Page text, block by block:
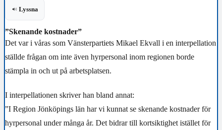
Lyssna
”Skenande kostnader”
Det var i våras som Vänsterpartiets Mikael Ekvall i en interpellation
ställde frågan om inte även hyrpersonal inom regionen borde
stämpla in och ut på arbetsplatsen.
I interpellationen skriver han bland annat:
”I Region Jönköpings län har vi kunnat se skenande kostnader för
hyrpersonal under många år. Det bidrar till kortsiktighet istället för